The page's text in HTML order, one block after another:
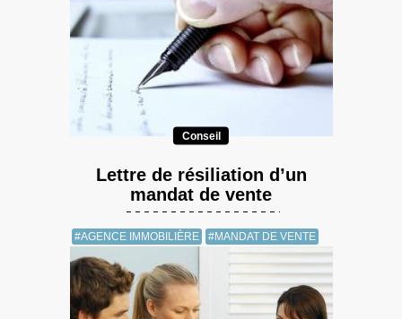
Conseil
Lettre de résiliation d’un
mandat de vente
#AGENCE IMMOBILIÈRE #MANDAT DE VENTE